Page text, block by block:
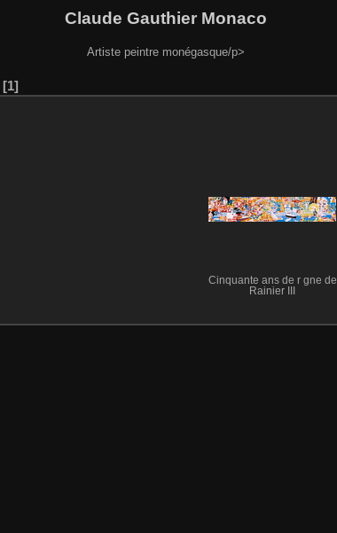
Claude Gauthier Monaco
Artiste peintre monégasque/p>
1
Cinquante ans de r gne de
Rainier III